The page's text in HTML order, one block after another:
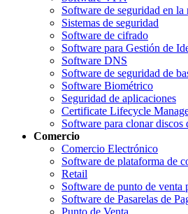
Software de seguridad en la
Sistemas de seguridad
Software de cifrado
Software para Gestión de
Software DNS
Software de seguridad de
Software Biométrico
Seguridad de aplicaciones
Certificate Lifecycle
Software para clonar discos
Comercio
Comercio Electrónico
Software de plataforma de
Retail
Software de punto de venta
Software de Pasarelas de
Punto de Venta